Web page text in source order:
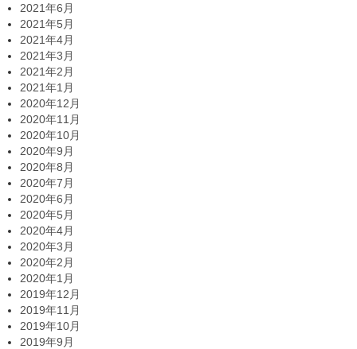
2021年6月
2021年5月
2021年4月
2021年3月
2021年2月
2021年1月
2020年12月
2020年11月
2020年10月
2020年9月
2020年8月
2020年7月
2020年6月
2020年5月
2020年4月
2020年3月
2020年2月
2020年1月
2019年12月
2019年11月
2019年10月
2019年9月